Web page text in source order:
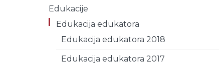
Edukacije
Edukacija edukatora
Edukacija edukatora 2018
Edukacija edukatora 2017